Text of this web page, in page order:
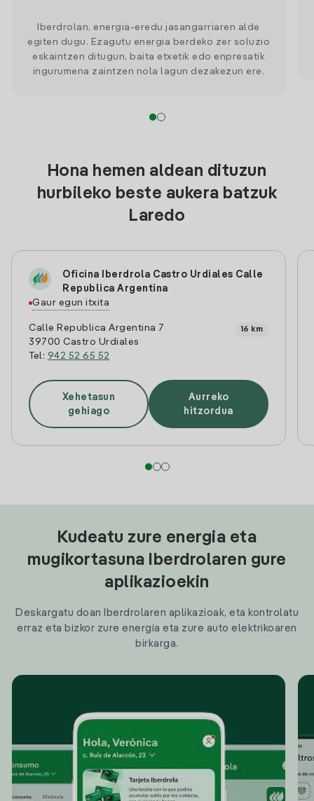
Iberdrolan, energia-eredu jasangarriaren alde
egiten dugu. Ezagutu energia berdeko zer soluzio
eskaintzen ditugun, baita etxetik edo enpresatik
ingurumena zaintzen nola lagun dezakezun ere.
Hona hemen aldean dituzun
hurbileko beste aukera batzuk
Laredo
Oficina Iberdrola Castro Urdiales Calle
Republica Argentina
Gaur egun itxita
Calle Republica Argentina 7
39700 Castro Urdiales
Tel: 942 52 65 52
16 km
Xehetasun
gehiago
Aurreko
hitzordua
Kudeatu zure energia eta
mugikortasuna Iberdrolaren gure
aplikazioekin
Deskargatu doan Iberdrolaren aplikazioak, eta kontrolatu
erraz eta bizkor zure energia eta zure auto elektrikoaren
birkarga.